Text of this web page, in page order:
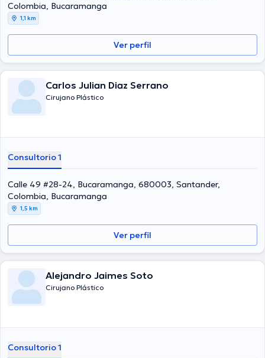
Colombia, Bucaramanga
1,1 km
Ver perfil
Carlos Julian Diaz Serrano
Cirujano Plástico
Consultorio 1
Calle 49 #28-24, Bucaramanga, 680003, Santander,
Colombia, Bucaramanga
1,5 km
Ver perfil
Alejandro Jaimes Soto
Cirujano Plástico
Consultorio 1